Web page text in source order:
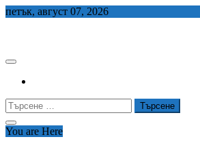
Skip
петък, август 07, 2026
Търсене
за:
You are Here